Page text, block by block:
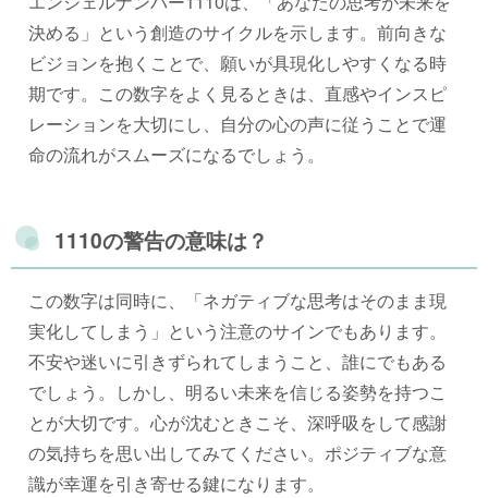
決める」という創造のサイクルを示します。前向きな
ビジョンを抱くことで、願いが具現化しやすくなる時
期です。この数字をよく見るときは、直感やインスピ
レーションを大切にし、自分の心の声に従うことで運
命の流れがスムーズになるでしょう。
1110の警告の意味は？
この数字は同時に、「ネガティブな思考はそのまま現
実化してしまう」という注意のサインでもあります。
不安や迷いに引きずられてしまうこと、誰にでもある
でしょう。しかし、明るい未来を信じる姿勢を持つこ
とが大切です。心が沈むときこそ、深呼吸をして感謝
の気持ちを思い出してみてください。ポジティブな意
識が幸運を引き寄せる鍵になります。